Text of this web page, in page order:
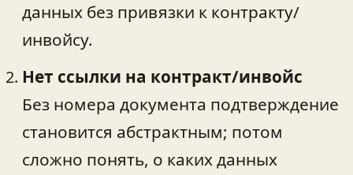
данных без привязки к контракту/
инвойсу.
Нет ссылки на контракт/инвойс
Без номера документа подтверждение
становится абстрактным; потом
сложно понять, о каких данных